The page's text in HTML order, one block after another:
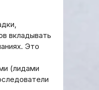
вкладывать
Это
(лидами